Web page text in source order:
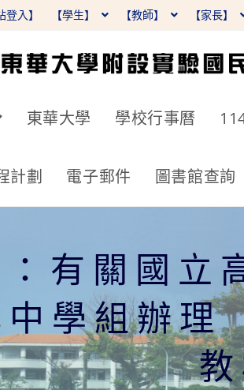
登入】 【學生】 【教師】 【家長】
東華大學 學校行事曆
計劃 電子郵件 圖書館查詢
有關國立
學組辦理